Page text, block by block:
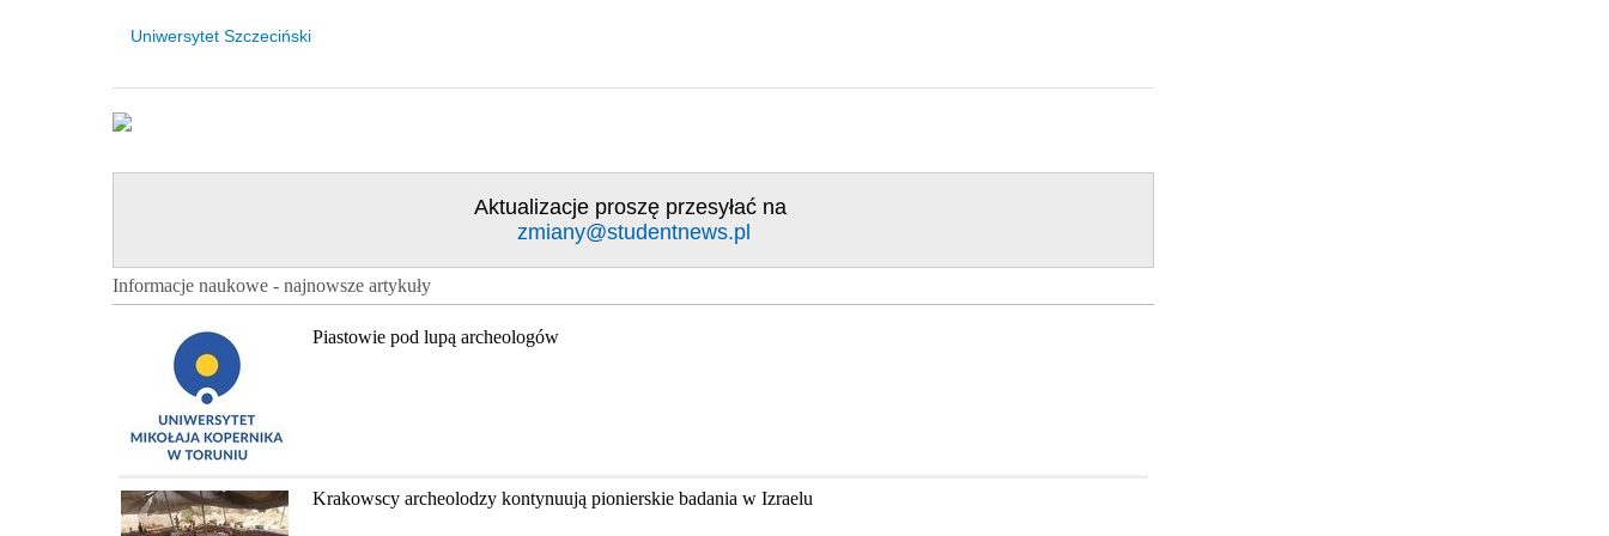
Uniwersytet Szczeciński
Aktualizacje proszę przesyłać na
zmiany@studentnews.pl
Informacje naukowe - najnowsze artykuły
Piastowie pod lupą archeologów
Krakowscy archeolodzy kontynuują pionierskie badania w Izraelu